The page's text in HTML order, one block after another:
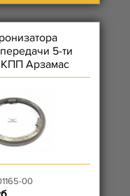
5-ти
КПП Арзамас
00